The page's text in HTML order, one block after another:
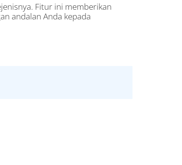
Fitur ini memberikan
andalan Anda kepada